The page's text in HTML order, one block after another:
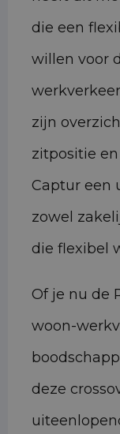
die een
willen voor
zijn
zitpositie
Captur een
zowel
die flexibel
Of je nu de
woon-
deze